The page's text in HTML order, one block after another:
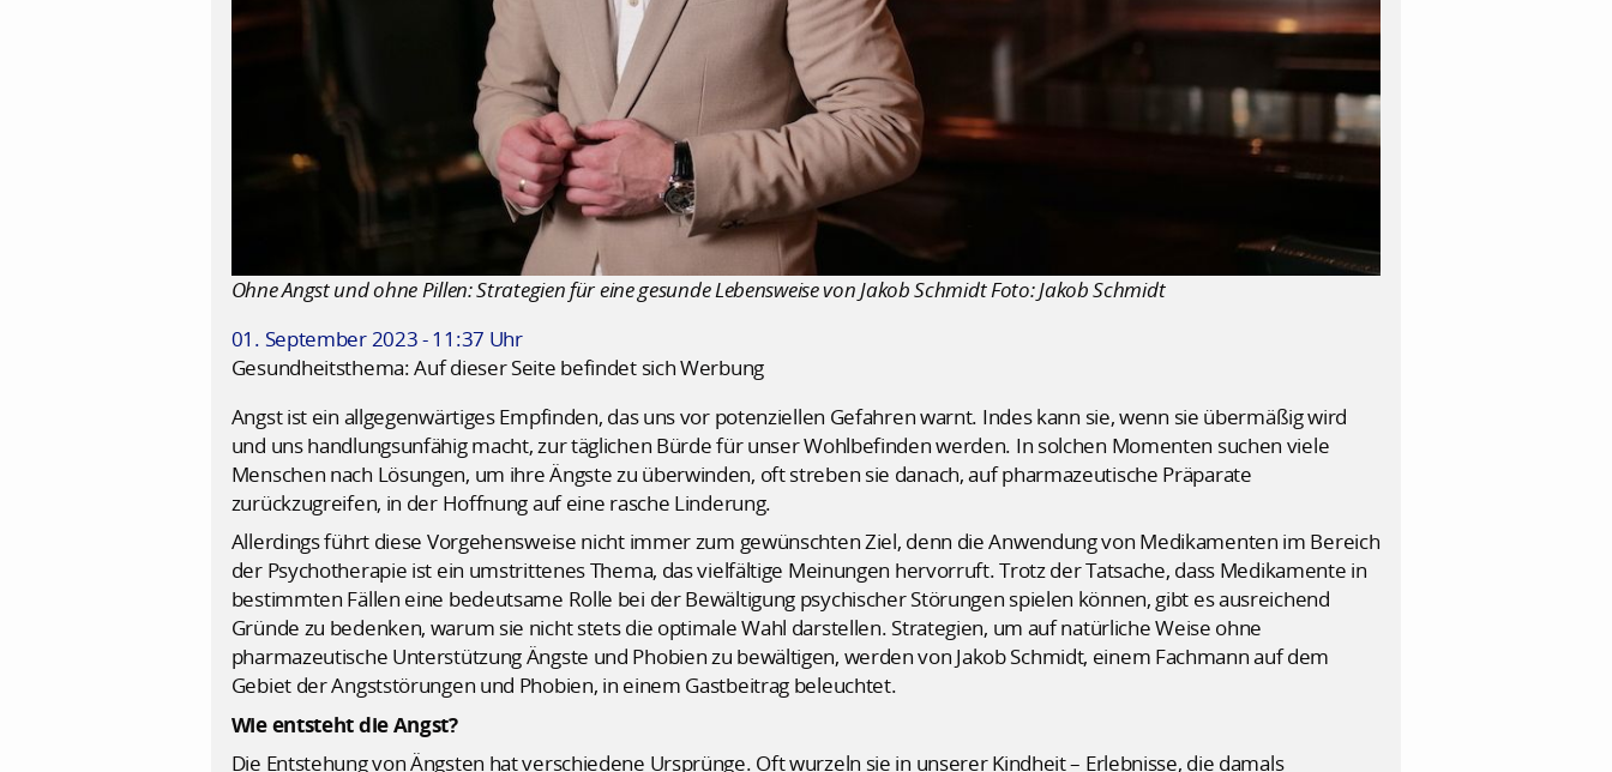
Ohne Angst und ohne Pillen: Strategien für eine gesunde Lebensweise von Jakob Schmidt Foto: Jakob Schmidt
01. September 2023 - 11:37 Uhr
Gesundheitsthema: Auf dieser Seite befindet sich Werbung
Angst ist ein allgegenwärtiges Empfinden, das uns vor potenziellen Gefahren warnt. Indes kann sie, wenn sie übermäßig wird
und uns handlungsunfähig macht, zur täglichen Bürde für unser Wohlbefinden werden. In solchen Momenten suchen viele
Menschen nach Lösungen, um ihre Ängste zu überwinden, oft streben sie danach, auf pharmazeutische Präparate
zurückzugreifen, in der Hoffnung auf eine rasche Linderung.
Allerdings führt diese Vorgehensweise nicht immer zum gewünschten Ziel, denn die Anwendung von Medikamenten im Bereich
der Psychotherapie ist ein umstrittenes Thema, das vielfältige Meinungen hervorruft. Trotz der Tatsache, dass Medikamente in
bestimmten Fällen eine bedeutsame Rolle bei der Bewältigung psychischer Störungen spielen können, gibt es ausreichend
Gründe zu bedenken, warum sie nicht stets die optimale Wahl darstellen. Strategien, um auf natürliche Weise ohne
pharmazeutische Unterstützung Ängste und Phobien zu bewältigen, werden von Jakob Schmidt, einem Fachmann auf dem
Gebiet der Angststörungen und Phobien, in einem Gastbeitrag beleuchtet.
Wie entsteht die Angst?
Die Entstehung von Ängsten hat verschiedene Ursprünge. Oft wurzeln sie in unserer Kindheit – Erlebnisse, die damals